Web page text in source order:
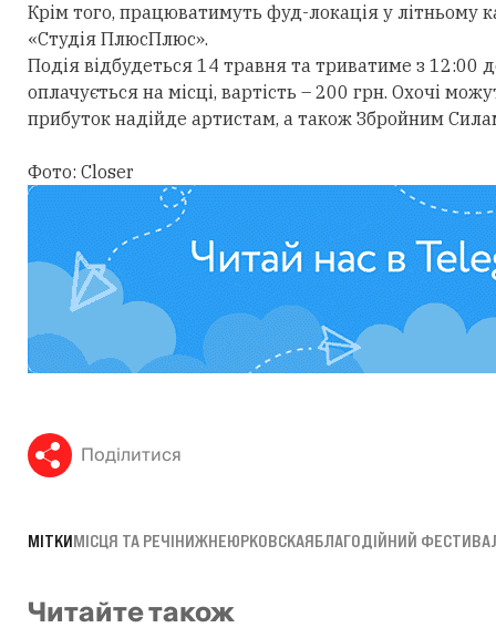
Крім того, працюватимуть фуд-локація у літньому
«Студія ПлюсПлюс».
Подія відбудеться 14 травня та триватиме з 12:00
оплачується на місці, вартість – 200 грн. Охочі
прибуток надійде артистам, а також Збройним
Фото: Closer
Поділитися
МІТКИМІСЦЯ ТА РЕЧІНИЖНЕЮРКОВСКАЯБЛАГОДІЙНИЙ
Читайте також